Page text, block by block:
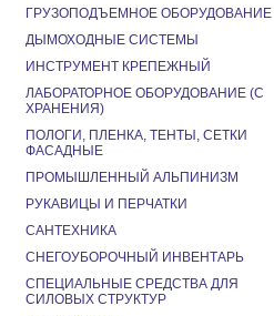
ГРУЗОПОДЪЕМНОЕ ОБОРУДОВАНИЕ
ДЫМОХОДНЫЕ СИСТЕМЫ
ИНСТРУМЕНТ КРЕПЕЖНЫЙ
ЛАБОРАТОРНОЕ ОБОРУДОВАНИЕ (С
ХРАНЕНИЯ)
ПОЛОГИ, ПЛЕНКА, ТЕНТЫ, СЕТКИ
ФАСАДНЫЕ
ПРОМЫШЛЕННЫЙ АЛЬПИНИЗМ
РУКАВИЦЫ И ПЕРЧАТКИ
САНТЕХНИКА
СНЕГОУБОРОЧНЫЙ ИНВЕНТАРЬ
СПЕЦИАЛЬНЫЕ СРЕДСТВА ДЛЯ
СИЛОВЫХ СТРУКТУР